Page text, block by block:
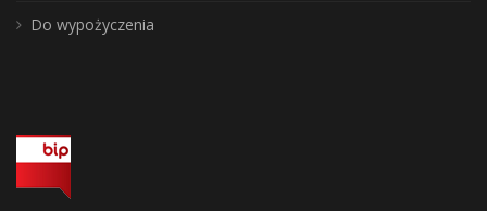
Do wypożyczenia